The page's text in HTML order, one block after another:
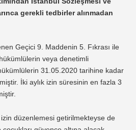
gerekli tedbirler alınmadan
Geçici 9. Maddenin 5. Fıkrası ile
veya denetimli
31.05.2020 tarihine kadar
İki aylık izin süresinin en fazla 3
düzenlemesi getirilmekteyse de